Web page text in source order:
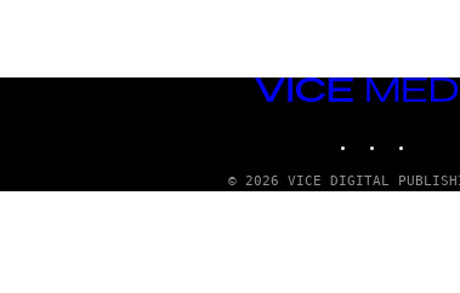
VICE
© 2026 VICE DIGITAL